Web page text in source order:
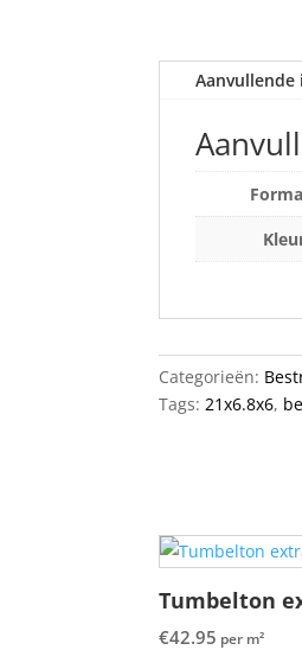
Categorieën:
Tags: 21x6.8x6,
Tumbelton
€42.95 per m²